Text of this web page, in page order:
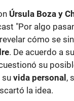
Úrsula Boza y
"Por algo
cómo se
. De acuerdo a
su
su vida personal,
la idea.